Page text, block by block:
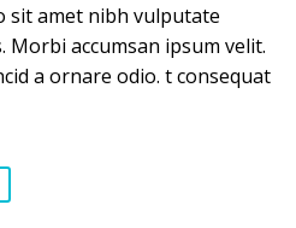
sit amet nibh vulputate
Morbi accumsan ipsum velit.
a ornare odio. t consequat